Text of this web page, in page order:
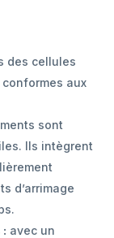
des cellules
aux
sont
Ils intègrent
d’arrimage
avec un